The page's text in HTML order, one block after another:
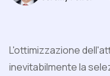
L'ottimizzazione
inevitabilmente la